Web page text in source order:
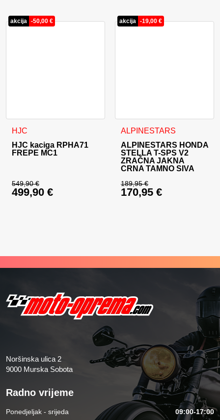
akcija -50,00 €
HJC
HJC kaciga RPHA71
FREPE MC1
549,90€
Izvorna cijena bila je: 549,90 €.
499,90 €
Ovaj proizvod ima više varijanti. Opcije se mogu odabrati
akcija -19,00 €
ALPINESTARS
ALPINESTARS HONDA
STELLA T-SPS V2
ZRAČNA JAKNA
CRNA TAMNO SIVA
189,95€
Izvorna cijena bila
170,95 €
Ovaj proizvod ima više
Noršinska ulica 2
9000 Murska Sobota
Radno vrijeme
Ponedjeljak - srijeda
09:00-17:00